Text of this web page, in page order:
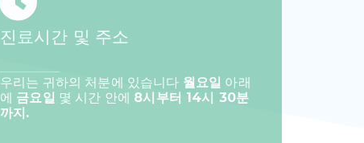
진료시간 및 주소
우리는 귀하의 처분에 있습니다 월요일 아래
에 금요일 몇 시간 안에 8시부터 14시 30분
까지.